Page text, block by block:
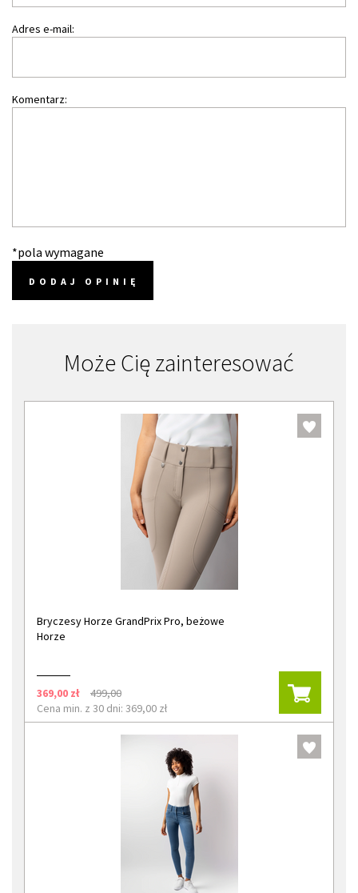
Adres e-mail:
Komentarz:
*pola wymagane
DODAJ OPINIĘ
Może Cię zainteresować
Bryczesy Horze GrandPrix Pro, beżowe
Horze
369,00 zł
499,00
Cena min. z 30 dni: 369,00 zł